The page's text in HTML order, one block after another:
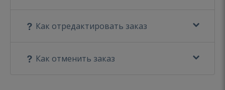
Как отредактировать заказ
Как отменить заказ